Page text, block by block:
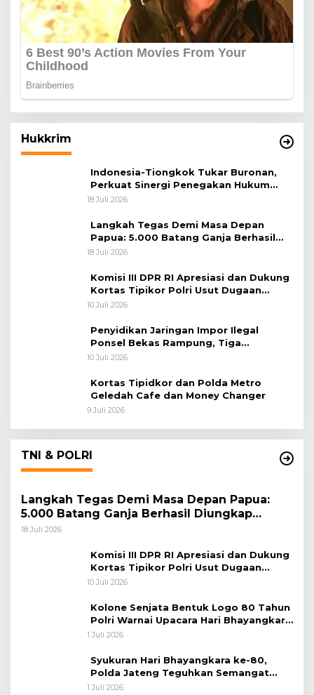
Hukkrim
Indonesia-Tiongkok Tukar Buronan,
Perkuat Sinergi Penegakan Hukum
Lintas Negara
18 Juli 2026
Langkah Tegas Demi Masa Depan
Papua: 5.000 Batang Ganja Berhasil
Diungkap Koops TNI Habema
18 Juli 2026
Komisi III DPR RI Apresiasi dan Dukung
Kortas Tipikor Polri Usut Dugaan
Korupsi Batu Bara
10 Juli 2026
Penyidikan Jaringan Impor Ilegal
Ponsel Bekas Rampung, Tiga
Tersangka Sudah P-21 dan Satu Buron
10 Juli 2026
Kortas Tipidkor dan Polda Metro
Geledah Cafe dan Money Changer
9 Juli 2026
TNI & POLRI
Langkah Tegas Demi Masa Depan Papua:
5.000 Batang Ganja Berhasil Diungkap
Koops TNI Habema
18 Juli 2026
Komisi III DPR RI Apresiasi dan Dukung
Kortas Tipikor Polri Usut Dugaan
Korupsi Batu Bara
10 Juli 2026
Kolone Senjata Bentuk Logo 80 Tahun
Polri Warnai Upacara Hari Bhayangkara
ke-80
1 Juli 2026
Syukuran Hari Bhayangkara ke-80,
Polda Jateng Teguhkan Semangat
Pengabdian dan Pererat Kebersamaan
1 Juli 2026